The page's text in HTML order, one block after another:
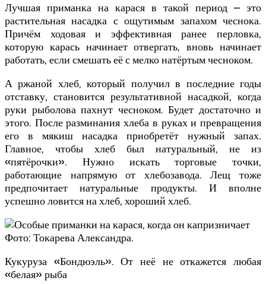
Лучшая приманка на карася в такой период – это
растительная насадка с ощутимым запахом чеснока.
Причём ходовая и эффективная ранее перловка,
которую карась начинает отвергать, вновь начинает
работать, если смешать её с мелко натёртым чесноком.
А ржаной хлеб, который получил в последние годы
отставку, становится результативной насадкой, когда
руки рыболова пахнут чесноком. Будет достаточно и
этого. После разминания хлеба в руках и превращения
его в мякиш насадка приобретёт нужный запах.
Главное, чтобы хлеб был натуральный, не из
«пятёрочки». Нужно искать торговые точки,
работающие напрямую от хлебозавода. Лещ тоже
предпочитает натуральные продукты. И вполне
успешно ловится на хлеб, хороший хлеб.
Фото: Токарева Александра.
Кукуруза «Бондюэль». От неё не откажется любая
«белая» рыба